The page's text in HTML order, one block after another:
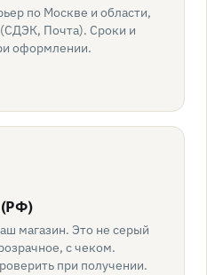
по Москве и области,
(СДЭК, Почта). Сроки и
оформлении.
(РФ)
магазин. Это не серый
с чеком.
при получении.